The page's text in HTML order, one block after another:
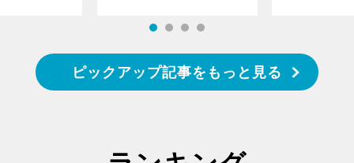
ピックアップ記事をもっと見る